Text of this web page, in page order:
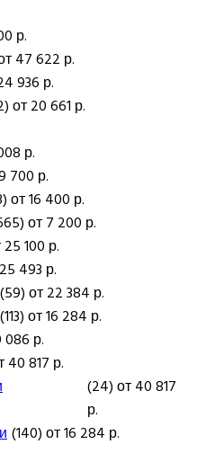
р.
47 622 р.
936 р.
от 20 661 р.
р.
700 р.
от 16 400 р.
от 7 200 р.
25 100 р.
493 р.
(59) от 22 384 р.
(113) от 16 284 р.
086 р.
40 817 р.
(24) от 40 817
р.
(140) от 16 284 р.